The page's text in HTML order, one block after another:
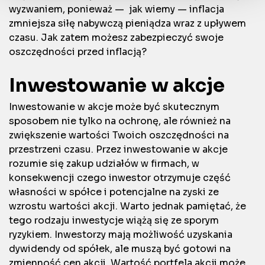
wyzwaniem, ponieważ — jak wiemy — inflacja
zmniejsza siłę nabywczą pieniądza wraz z upływem
czasu. Jak zatem możesz zabezpieczyć swoje
oszczędności przed inflacją?
Inwestowanie w akcje
Inwestowanie w akcje może być skutecznym
sposobem nie tylko na ochronę, ale również na
zwiększenie wartości Twoich oszczędności na
przestrzeni czasu. Przez inwestowanie w akcje
rozumie się zakup udziałów w firmach, w
konsekwencji czego inwestor otrzymuje część
własności w spółce i potencjalne na zyski ze
wzrostu wartości akcji. Warto jednak pamiętać, że
tego rodzaju inwestycje wiążą się ze sporym
ryzykiem. Inwestorzy mają możliwość uzyskania
dywidendy od spółek, ale muszą być gotowi na